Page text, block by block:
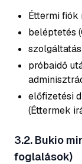
Éttermi fiók
beléptetés
próbaidő
előfizetési
(Éttermek
3.2. Bukio
foglalások)